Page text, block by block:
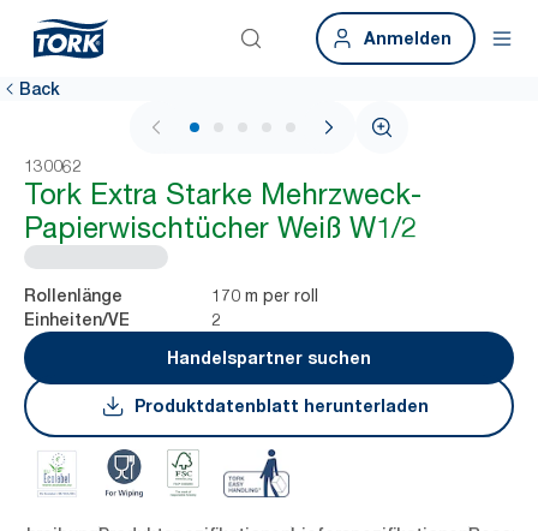
Anmelden
Back
1 / 5
130062
Tork Extra Starke Mehrzweck-
Papierwischtücher Weiß W1/2
Rollenlänge 170 m per roll
Einheiten/VE
2
Handelspartner suchen
Produktdatenblatt herunterladen